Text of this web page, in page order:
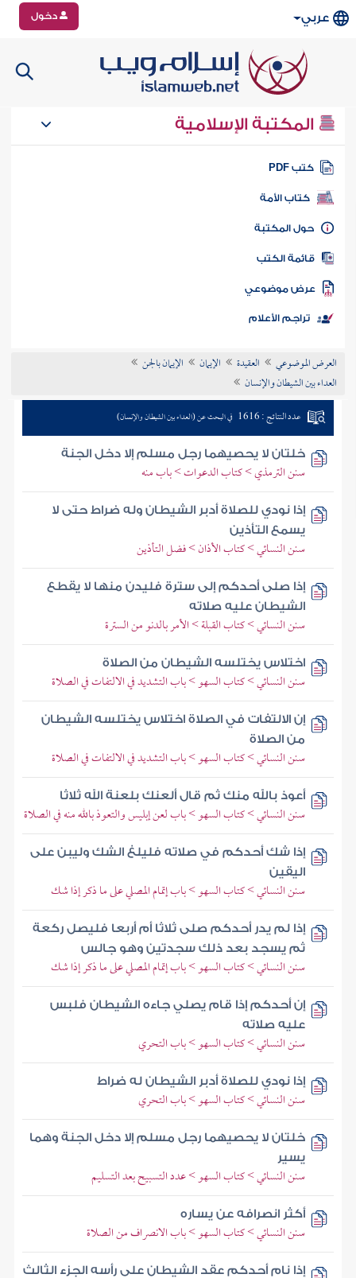
عربي دخول
المكتبة الإسلامية
كتب PDF
كتاب الأمة
المكتبة
الكتب
موضوعي
تراجم الأعلام
العرض الموضوعي العقيدة الإيمان
الإيمان بالجن
العداء بين الشيطان والإنسان
عدد النتائج : 1616 في البحث عن (العداء بين الشيطان والإنسان)
خلتان لا يحصيهما رجل مسلم إلا دخل الجنة
سنن الترمذي > كتاب الدعوات > باب منه
إذا نودي للصلاة أدبر الشيطان وله ضراط حتى لا
يسمع التأذين
سنن النسائي > كتاب الأذان > فضل التأذين
إذا صلى أحدكم إلى سترة فليدن منها لا يقطع
الشيطان عليه صلاته
سنن النسائي > كتاب القبلة > الأمر بالدنو من السترة
اختلاس يختلسه الشيطان من الصلاة
سنن النسائي > كتاب السهو > باب التشديد في الالتفات في الصلاة
إن الالتفات في الصلاة اختلاس يختلسه الشيطان
من الصلاة
سنن النسائي > كتاب السهو > باب التشديد في الالتفات في الصلاة
أعوذ بالله منك ثم قال ألعنك بلعنة الله ثلاثا
سنن النسائي > كتاب السهو > باب لعن إبليس والتعوذ بالله منه في الصلاة
إذا شك أحدكم في صلاته فليلغ الشك وليبن على
اليقين
سنن النسائي > كتاب السهو > باب إتمام المصلي على ما ذكر إذا شك
إذا لم يدر أحدكم صلى ثلاثا أم أربعا فليصل ركعة
ثم يسجد بعد ذلك سجدتين وهو جالس
سنن النسائي > كتاب السهو > باب إتمام المصلي على ما ذكر إذا شك
إن أحدكم إذا قام يصلي جاءه الشيطان فلبس
عليه صلاته
سنن النسائي > كتاب السهو > باب التحري
إذا نودي للصلاة أدبر الشيطان له ضراط
سنن النسائي > كتاب السهو > باب التحري
خلتان لا يحصيهما رجل مسلم إلا دخل الجنة وهما
يسير
سنن النسائي > كتاب السهو > عدد التسبيح بعد التسليم
أكثر انصرافه عن يساره
سنن النسائي > كتاب السهو > باب الانصراف من الصلاة
إذا نام أحدكم عقد الشيطان على رأسه الجزء الثالث